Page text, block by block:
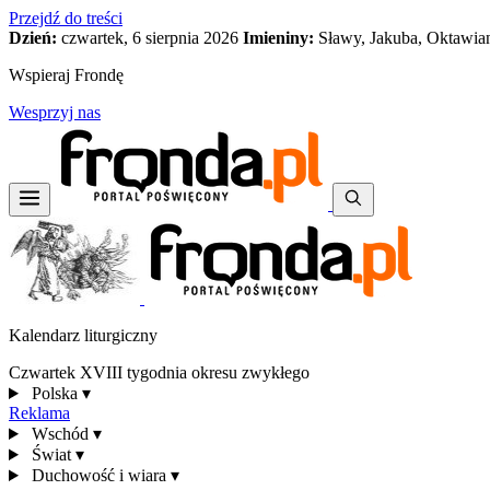
Przejdź do treści
Dzień: czwartek, 6 sierpnia 2026 Imieniny: Sławy, Jakuba,
Wspieraj Frondę
Wesprzyj nas
Kalendarz liturgiczny
Czwartek XVIII tygodnia okresu zwykłego
Polska ▾
Reklama
Wschód ▾
Świat ▾
Duchowość i wiara ▾